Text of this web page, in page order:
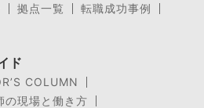
拠点一覧
転職成功事例
ド
COLUMN
の現場と働き方